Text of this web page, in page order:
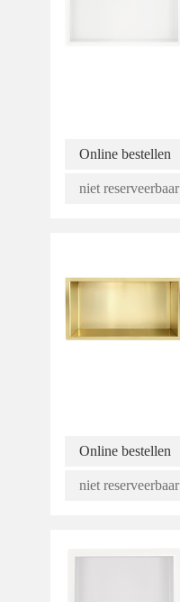
Online bestellen
niet reserveerbaar
Online bestellen
niet reserveerbaar